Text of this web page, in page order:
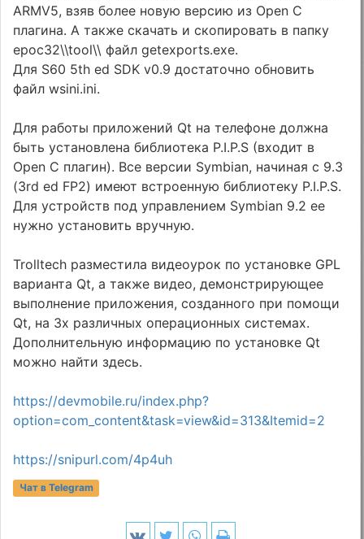
ARMV5, взяв более новую версию из Open C
плагина. А также скачать и скопировать в папку
epoc32\\tool\\ файл getexports.exe.
Для S60 5th ed SDK v0.9 достаточно обновить
файл wsini.ini.
Для работы приложений Qt на телефоне должна
быть установлена библиотека P.I.P.S (входит в
Open C плагин). Все версии Symbian, начиная с 9.3
(3rd ed FP2) имеют встроенную библиотеку P.I.P.S.
Для устройств под управлением Symbian 9.2 ее
нужно установить вручную.
Trolltech разместила видеоурок по установке GPL
варианта Qt, а также видео, демонстрирующее
выполнение приложения, созданного при помощи
Qt, на 3х различных операционных системах.
Дополнительную информацию по установке Qt
можно найти здесь.
https://devmobile.ru/index.php?
option=com_content&task=view&id=313&Itemid=2
https://snipurl.com/4p4uh
Чат в Telegram